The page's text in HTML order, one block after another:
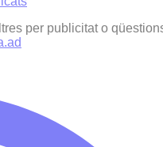
per publicitat o